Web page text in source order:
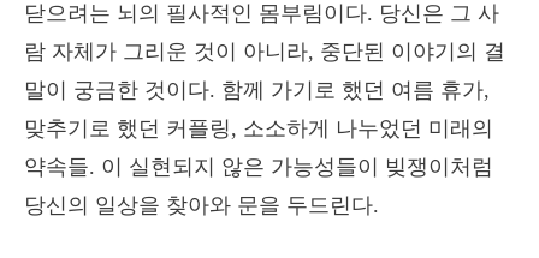
닫으려는 뇌의 필사적인 몸부림이다. 당신은 그 사
람 자체가 그리운 것이 아니라, 중단된 이야기의 결
말이 궁금한 것이다. 함께 가기로 했던 여름 휴가,
맞추기로 했던 커플링, 소소하게 나누었던 미래의
약속들. 이 실현되지 않은 가능성들이 빚쟁이처럼
당신의 일상을 찾아와 문을 두드린다.